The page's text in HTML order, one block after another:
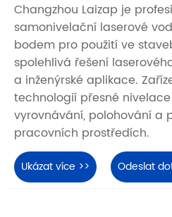
Changzhou Laizap je
samonivelační laserové
bodem pro použití ve
spolehlivá řešení
a inženýrské aplikace.
technologií přesné
vyrovnávání, polohování a
pracovních prostředích.
Ukázat více >> Odeslat